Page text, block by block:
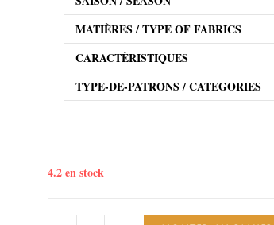
MATIÈRES / TYPE OF FABRICS
CARACTÉRISTIQUES
TYPE-DE-PATRONS / CATEGORIES
4.2 en stock